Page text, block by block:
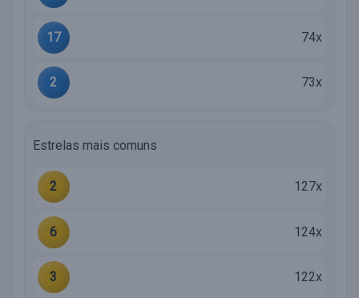
17 74x
2 73x
Estrelas mais comuns
2 127x
6 124x
3 122x